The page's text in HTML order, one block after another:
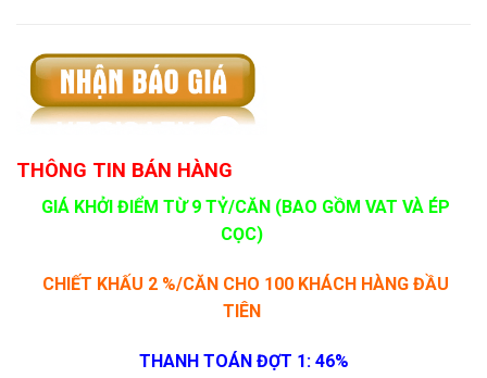
THÔNG TIN BÁN HÀNG
GIÁ KHỞI ĐIỂM TỪ 9 TỶ/CĂN (BAO GỒM VAT VÀ ÉP
CỌC)
CHIẾT KHẤU 2 %/CĂN CHO 100 KHÁCH HÀNG ĐẦU
TIÊN
THANH TOÁN ĐỢT 1: 46%